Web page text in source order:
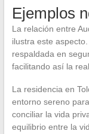
Ejemplos
La relación entre
ilustra este
respaldada en
facilitando así la
La residencia en
entorno sereno
conciliar la vida
equilibrio entre la